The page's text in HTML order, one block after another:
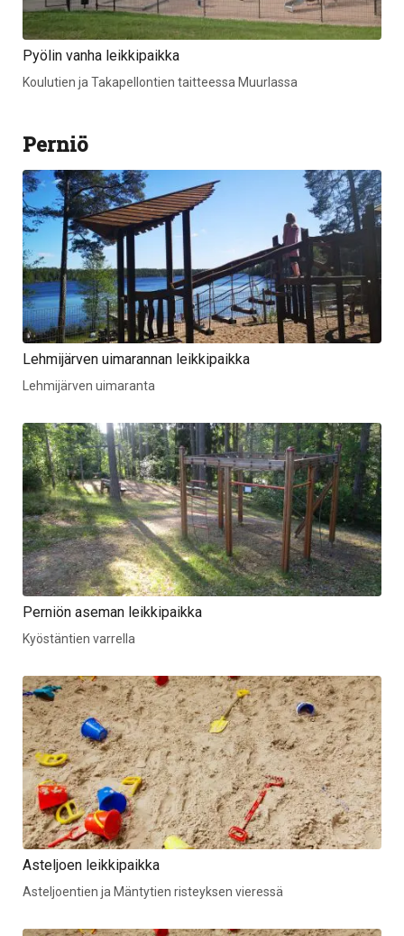
Pyölin vanha leikkipaikka
Koulutien ja Takapellontien taitteessa Muurlassa
Perniö
Lehmijärven uimarannan leikkipaikka
Lehmijärven uimaranta
Perniön aseman leikkipaikka
Kyöstäntien varrella
Asteljoen leikkipaikka
Asteljoentien ja Mäntytien risteyksen vieressä